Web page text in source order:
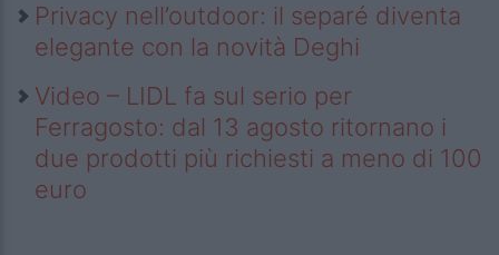
Privacy nell’outdoor: il separé diventa
elegante con la novità Deghi
Video – LIDL fa sul serio per
Ferragosto: dal 13 agosto ritornano i
due prodotti più richiesti a meno di 100
euro